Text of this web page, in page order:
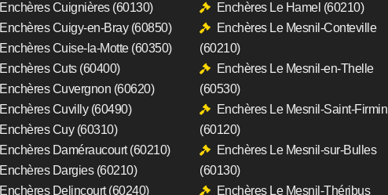
Enchères Cuignières (60130)
Enchères Cuigy-en-Bray (60850)
Enchères Cuise-la-Motte (60350)
Enchères Cuts (60400)
Enchères Cuvergnon (60620)
Enchères Cuvilly (60490)
Enchères Cuy (60310)
Enchères Daméraucourt (60210)
Enchères Dargies (60210)
Enchères Delincourt (60240)
Enchères Le Hamel (60210)
Enchères Le Mesnil-Conteville
(60210)
Enchères Le Mesnil-en-Thelle
(60530)
Enchères Le Mesnil-Saint-Firmin
(60120)
Enchères Le Mesnil-sur-Bulles
(60130)
Enchères Le Mesnil-Théribus